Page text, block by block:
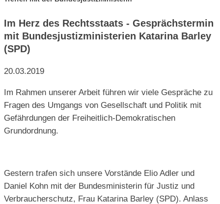
Im Herz des Rechtsstaats - Gesprächstermin
mit Bundesjustizministerien Katarina Barley
(SPD)
20.03.2019
Im Rahmen unserer Arbeit führen wir viele Gespräche zu
Fragen des Umgangs von Gesellschaft und Politik mit
Gefährdungen der Freiheitlich-Demokratischen
Grundordnung.
Gestern trafen sich unsere Vorstände Elio Adler und
Daniel Kohn mit der Bundesministerin für Justiz und
Verbraucherschutz, Frau Katarina Barley (SPD). Anlass